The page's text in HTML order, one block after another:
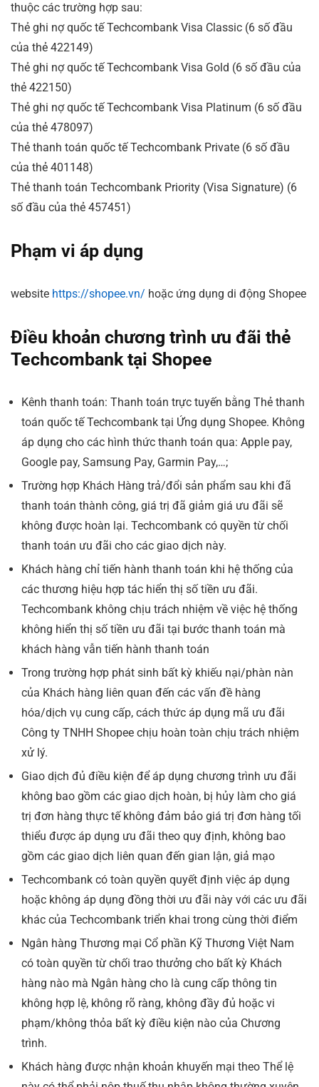
thuộc các trường hợp sau:
Thẻ ghi nợ quốc tế Techcombank Visa Classic (6 số đầu
của thẻ 422149)
Thẻ ghi nợ quốc tế Techcombank Visa Gold (6 số đầu của
thẻ 422150)
Thẻ ghi nợ quốc tế Techcombank Visa Platinum (6 số đầu
của thẻ 478097)
Thẻ thanh toán quốc tế Techcombank Private (6 số đầu
của thẻ 401148)
Thẻ thanh toán Techcombank Priority (Visa Signature) (6
số đầu của thẻ 457451)
Phạm vi áp dụng
website https://shopee.vn/ hoặc ứng dụng di động Shopee
Điều khoản chương trình ưu đãi thẻ
Techcombank tại Shopee
Kênh thanh toán: Thanh toán trực tuyến bằng Thẻ thanh
toán quốc tế Techcombank tại Ứng dụng Shopee. Không
áp dụng cho các hình thức thanh toán qua: Apple pay,
Google pay, Samsung Pay, Garmin Pay,…;
Trường hợp Khách Hàng trả/đổi sản phẩm sau khi đã
thanh toán thành công, giá trị đã giảm giá ưu đãi sẽ
không được hoàn lại. Techcombank có quyền từ chối
thanh toán ưu đãi cho các giao dịch này.
Khách hàng chỉ tiến hành thanh toán khi hệ thống của
các thương hiệu hợp tác hiển thị số tiền ưu đãi.
Techcombank không chịu trách nhiệm về việc hệ thống
không hiển thị số tiền ưu đãi tại bước thanh toán mà
khách hàng vẫn tiến hành thanh toán
Trong trường hợp phát sinh bất kỳ khiếu nại/phàn nàn
của Khách hàng liên quan đến các vấn đề hàng
hóa/dịch vụ cung cấp, cách thức áp dụng mã ưu đãi
Công ty TNHH Shopee chịu hoàn toàn chịu trách nhiệm
xử lý.
Giao dịch đủ điều kiện để áp dụng chương trình ưu đãi
không bao gồm các giao dịch hoàn, bị hủy làm cho giá
trị đơn hàng thực tế không đảm bảo giá trị đơn hàng tối
thiểu được áp dụng ưu đãi theo quy định, không bao
gồm các giao dịch liên quan đến gian lận, giả mạo
Techcombank có toàn quyền quyết định việc áp dụng
hoặc không áp dụng đồng thời ưu đãi này với các ưu đãi
khác của Techcombank triển khai trong cùng thời điểm
Ngân hàng Thương mại Cổ phần Kỹ Thương Việt Nam
có toàn quyền từ chối trao thưởng cho bất kỳ Khách
hàng nào mà Ngân hàng cho là cung cấp thông tin
không hợp lệ, không rõ ràng, không đầy đủ hoặc vi
phạm/không thỏa bất kỳ điều kiện nào của Chương
trình.
Khách hàng được nhận khoản khuyến mại theo Thể lệ